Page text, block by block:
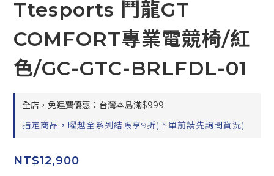
Ttesports 鬥龍GT
COMFORT專業電競椅/紅
色/GC-GTC-BRLFDL-01
全店，免運費優惠：台灣本島滿$999
指定商品，曜越全系列結帳享9折(下單前請先詢問貨況)
NT$12,900